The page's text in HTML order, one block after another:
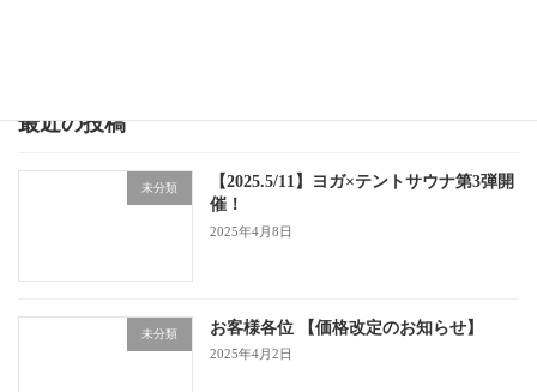
最近の投稿
未分類
【2025.5/11】ヨガ×テントサウナ第3弾開
催！
2025年4月8日
未分類 お客様各位 【価格改定のお知らせ】
2025年4月2日